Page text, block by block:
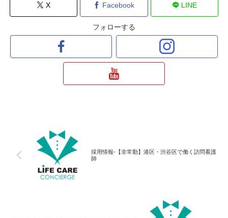
X Facebook LINE
フォローする
採用情報-【非常勤】港区・渋谷区で働く訪問看護
師